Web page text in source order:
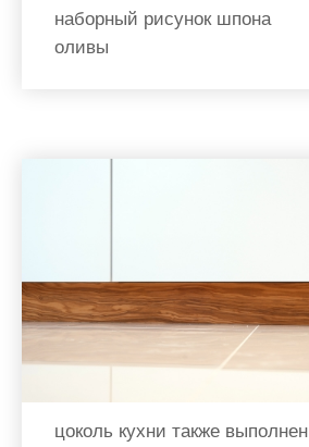
наборный рисунок шпона
оливы
цоколь кухни также выполнен